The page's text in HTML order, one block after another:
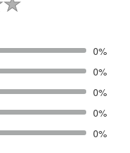
0%
0%
0%
0%
0%